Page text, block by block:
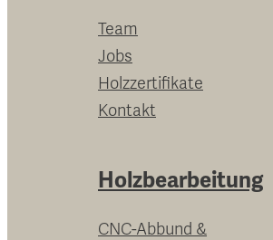
Team
Jobs
Holzzertifikate
Kontakt
Holzbearbeitung
CNC-Abbund &